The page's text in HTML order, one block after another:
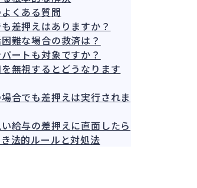
くある質問
差押えはありますか？
難な場合の救済は？
ートも対象ですか？
無視するとどうなります
合でも差押えは実行されま
給与の差押えに直面したら
法的ルールと対処法